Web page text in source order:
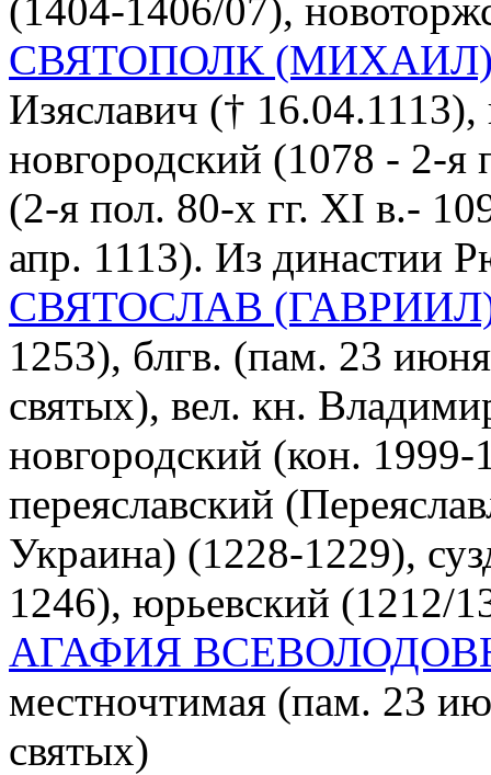
(1404-1406/07),
СВЯТОПОЛК
Изяславич (†
новгородский (1078 - 2-я
(2-я пол. 80-х гг. XI в.-
апр. 1113). Из династии
СВЯТОСЛАВ
1253), блгв. (пам. 23
святых), вел. кн.
новгородский (кон.
переяславский
Украина) (1228-1229),
1246), юрьевский (1212/
АГАФИЯ
местночтимая (пам. 23
святых)